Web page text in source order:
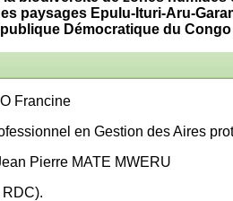
paysages Epulu-Ituri-Aru-
Démocratique du Congo
Francine
en Gestion des Aires
Pierre MATE MWERU